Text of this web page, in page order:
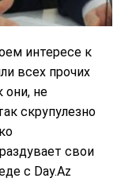
интересе к
всех прочих
они, не
скрупулезно
свои
с Day.Az